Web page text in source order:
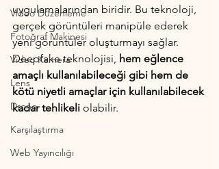
Video Düzenleme
Fotoğraf Makinesi
Video Kamera
Lens
Drone
Karşılaştırma
Web Yayıncılığı
uygulamalarından biridir. Bu teknoloji,
gerçek görüntüleri manipüle ederek
yeni görüntüler oluşturmayı sağlar.
Deepfake teknolojisi, hem eğlence
amaçlı kullanılabileceği gibi hem de
kötü niyetli amaçlar için kullanılabilecek
kadar tehlikeli olabilir.